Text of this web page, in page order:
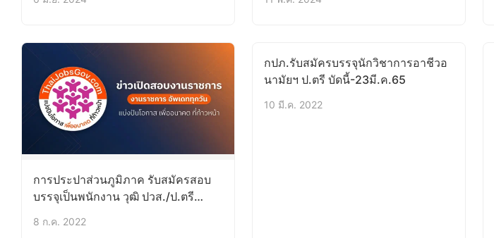
การประปาส่วนภูมิภาค รับสมัครสอบ
บรรจุเป็นพนักงาน วุฒิ ปวส./ป.ตรี
8 ก.ค. 2022
กปภ.รับสมัครบรรจุนักวิชาการอาชีวอ
นามัยฯ ป.ตรี บัดนี้-23มี.ค.65
10 มี.ค. 2022